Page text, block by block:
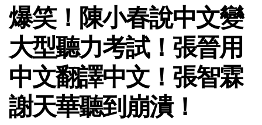
爆笑！陳小春說中文變
大型聽力考試！張晉用
中文翻譯中文！張智霖
謝天華聽到崩潰！